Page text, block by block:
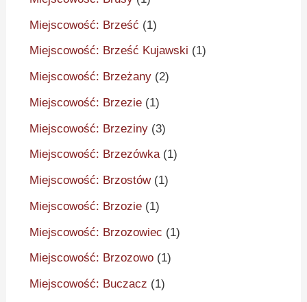
Miejscowość: Brześć (1)
Miejscowość: Brześć Kujawski (1)
Miejscowość: Brzeżany (2)
Miejscowość: Brzezie (1)
Miejscowość: Brzeziny (3)
Miejscowość: Brzezówka(1)
Miejscowość: Brzostów(1)
Miejscowość: Brzozie (1)
Miejscowość: Brzozowiec (1)
Miejscowość: Brzozowo (1)
Miejscowość: Buczacz (1)